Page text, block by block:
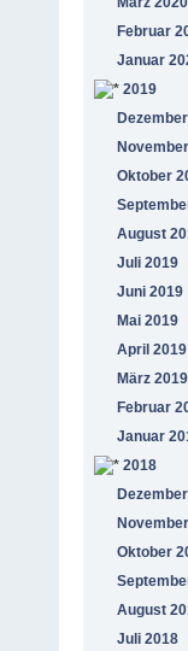
Februar
Januar
2019
Oktober
August
Juli 2019
Juni 2019
Mai 2019
April 2019
März 2019
Februar
Januar
2018
Oktober
August
Juli 2018